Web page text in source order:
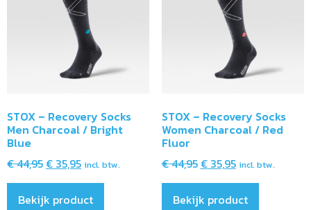
STOX – Recovery Socks
Men Charcoal / Bright
Blue
€44,95 € 35,95 incl. btw.
Bekijk product
STOX – Recovery Socks
Women Charcoal / Red
Fluor
€44,95 €35,95 incl. btw.
Bekijk product